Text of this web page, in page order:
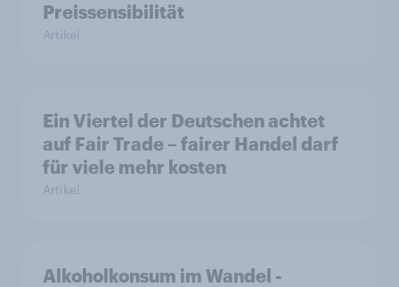
Preissensibilität
Artikel
Ein Viertel der Deutschen achtet
auf Fair Trade – fairer Handel darf
für viele mehr kosten
Artikel
Alkoholkonsum im Wandel​ -